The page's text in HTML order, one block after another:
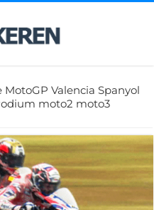
MotoGP Valencia Spanyol
moto2 moto3